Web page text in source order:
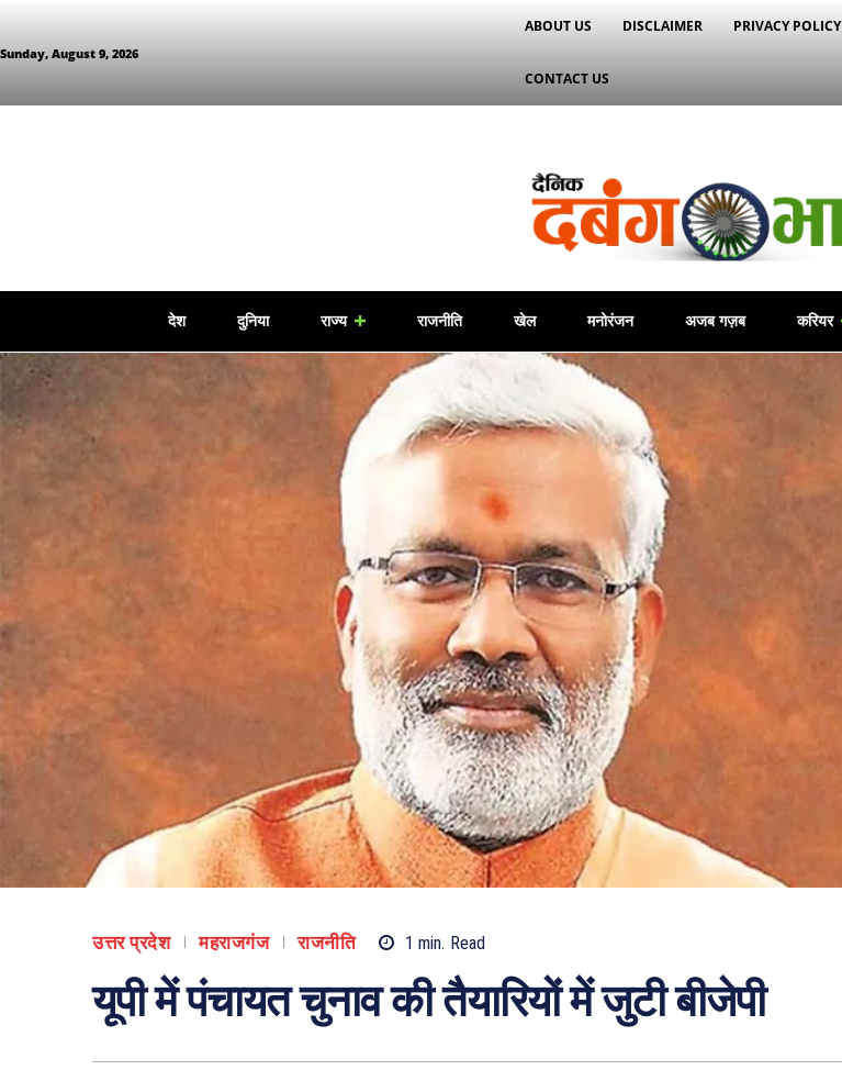
Sunday, August 9, 2026
ABOUT US DISCLAIMER PRIVACY POLICY
CONTACT US
देश दुनिया राज्य राजनीति खेल मनोरंजन अजब गज़ब करियर
उत्तर प्रदेश महराजगंज राजनीति 1 min. Read
यूपी में पंचायत चुनाव की तैयारियों में जुटी बीजेपी